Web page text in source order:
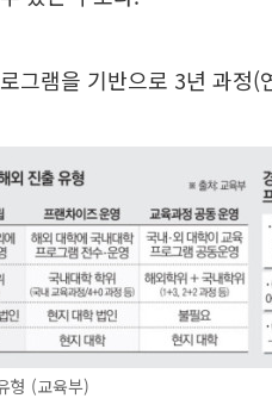
그램을 기반으로 3년 과정
형 (교육부)